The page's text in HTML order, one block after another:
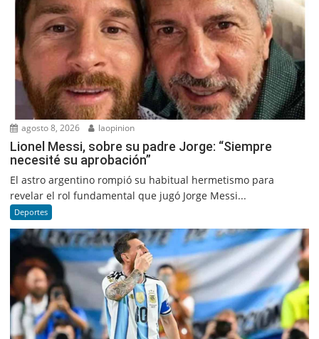
agosto 8, 2026 laopinion
Lionel Messi, sobre su padre Jorge: “Siempre
necesité su aprobación”
El astro argentino rompió su habitual hermetismo para
revelar el rol fundamental que jugó Jorge Messi...
Deportes